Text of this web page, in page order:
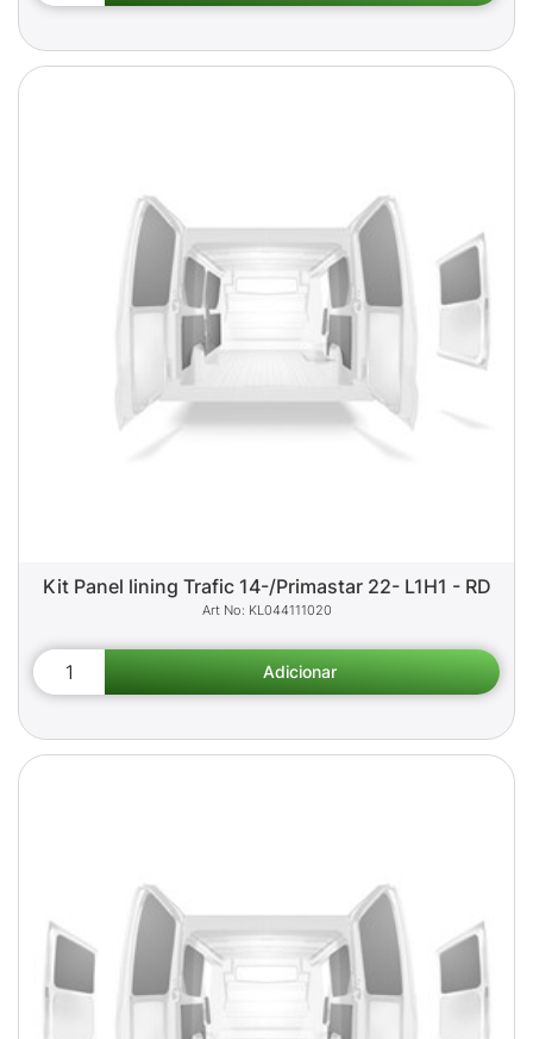
Kit Panel lining Trafic 14-/Primastar 22- L1H1 - RD
KL044111020